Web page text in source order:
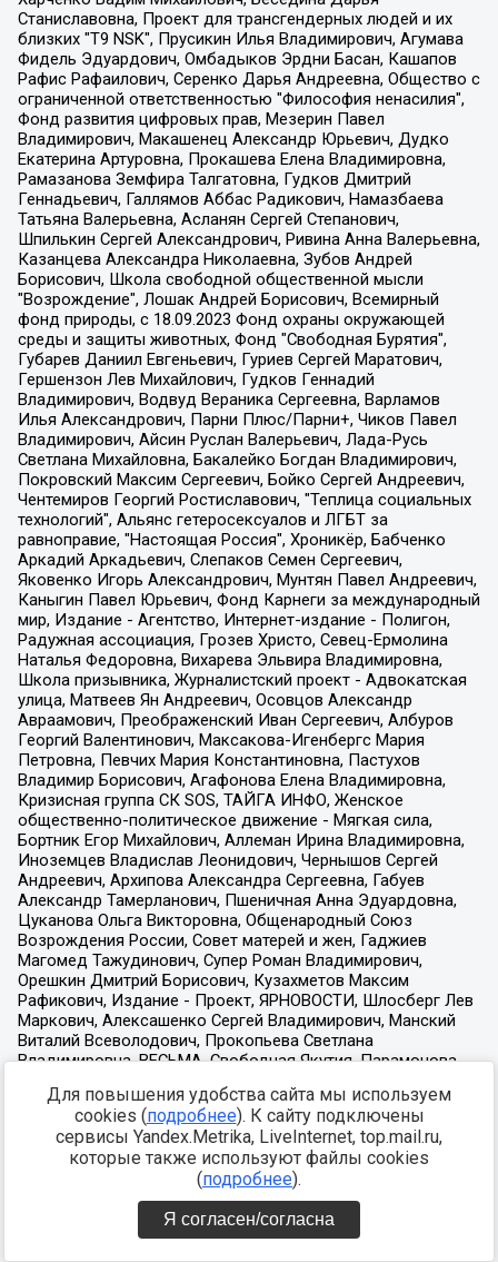
Для повышения удобства сайта мы используем
cookies (подробнее). К сайту подключены
сервисы Yandex.Metrika, LiveInternet, top.mail.ru,
которые также используют файлы cookies
(подробнее).
Я согласен/согласна